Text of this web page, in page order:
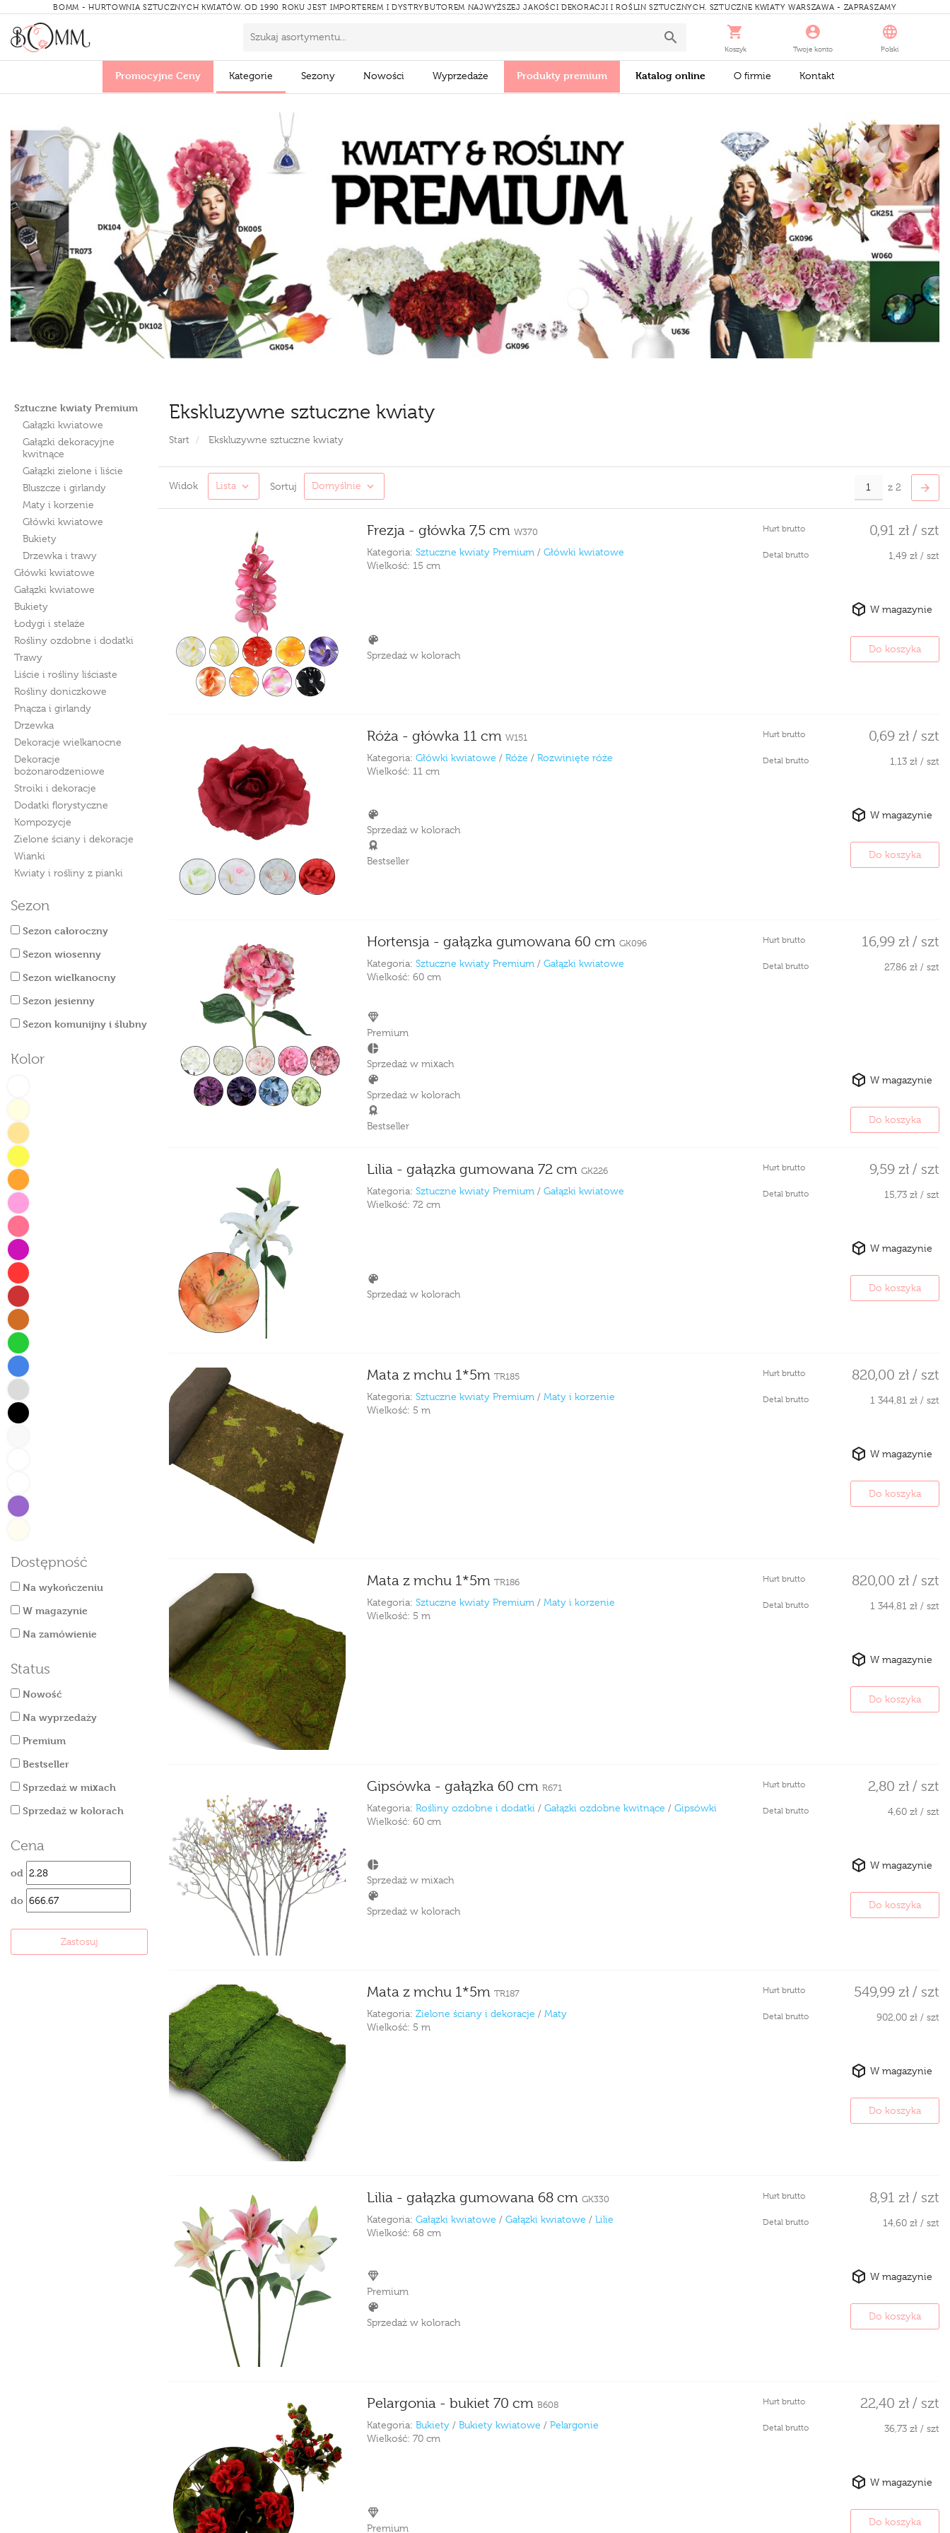
BOMM - HURTOWNIA SZTUCZNYCH KWIATÓW. OD 1990 ROKU JEST IMPORTEREM I DYSTRYBUTOREM NAJWYŻSZEJ JAKOŚCI DEKORACJI I ROŚLIN SZTUCZNYCH. SZTUCZNE KWIATY WARSZAWA - ZAPRASZAMY
Koszyk Twoje konto Polski
Promocyjne Ceny Kategorie Sezony Nowości Wyprzedaże Produkty premium Katalog online O firmie Kontakt
Sztuczne kwiaty Premium
Gałązki kwiatowe
Gałązki dekoracyjne
kwitnące
Gałązki zielone i liście
Bluszcze i girlandy
Maty i korzenie
Główki kwiatowe
Bukiety
Drzewka i trawy
Główki kwiatowe
Gałązki kwiatowe
Bukiety
Łodygi i stelaże
Rośliny ozdobne i dodatki
Trawy
Liście i rośliny liściaste
Rośliny doniczkowe
Pnącza i girlandy
Drzewka
Dekoracje wielkanocne
Dekoracje
bożonarodzeniowe
Stroiki i dekoracje
Dodatki florystyczne
Kompozycje
Zielone ściany i dekoracje
Wianki
Kwiaty i rośliny z pianki
Sezon
Sezon całoroczny
Sezon wiosenny
Sezon wielkanocny
Sezon jesienny
Sezon komunijny i ślubny
Kolor
Dostępność
Na wykończeniu
W magazynie
Na zamówienie
Status
Nowość
Na wyprzedaży
Premium
Bestseller
Sprzedaż w mixach
Sprzedaż w kolorach
Cena
od
do
Zastosuj
Ekskluzywne sztuczne kwiaty
Start Ekskluzywne sztuczne kwiaty
Widok Lista Sortuj Domyślnie z 2
Frezja - główka 7,5 cm W370
Kategoria: Sztuczne kwiaty Premium / Główki kwiatowe
Wielkość: 15 cm
Hurt brutto 0,91 zł / szt
Detal brutto 1,49 zł / szt
Sprzedaż w kolorach
W magazynie
Do koszyka
Róża - główka 11 cm W151
Kategoria: Główki kwiatowe / Róże / Rozwinięte róże
Wielkość: 11 cm
Hurt brutto 0,69 zł / szt
Detal brutto 1,13 zł / szt
Sprzedaż w kolorach
Bestseller
W magazynie
Do koszyka
Hortensja - gałązka gumowana 60 cm GK096
Kategoria: Sztuczne kwiaty Premium / Gałązki kwiatowe
Wielkość: 60 cm
Hurt brutto 16,99 zł / szt
Detal brutto 27,86 zł / szt
Premium
Sprzedaż w mixach
Sprzedaż w kolorach
Bestseller
W magazynie
Do koszyka
Lilia - gałązka gumowana 72 cm GK226
Kategoria: Sztuczne kwiaty Premium / Gałązki kwiatowe
Wielkość: 72 cm
Hurt brutto 9,59 zł / szt
Detal brutto 15,73 zł / szt
Sprzedaż w kolorach
W magazynie
Do koszyka
Mata z mchu 1*5m TR185
Kategoria: Sztuczne kwiaty Premium / Maty i korzenie
Wielkość: 5 m
Hurt brutto 820,00 zł / szt
Detal brutto 1 344,81 zł / szt
W magazynie
Do koszyka
Mata z mchu 1*5m TR186
Kategoria: Sztuczne kwiaty Premium / Maty i korzenie
Wielkość: 5 m
Hurt brutto 820,00 zł / szt
Detal brutto 1 344,81 zł / szt
W magazynie
Do koszyka
Gipsówka - gałązka 60 cm R671
Kategoria: Rośliny ozdobne i dodatki / Gałązki ozdobne kwitnące / Gipsówki
Wielkość: 60 cm
Hurt brutto 2,80 zł / szt
Detal brutto 4,60 zł / szt
Sprzedaż w mixach
Sprzedaż w kolorach
W magazynie
Do koszyka
Mata z mchu 1*5m TR187
Kategoria: Zielone ściany i dekoracje / Maty
Wielkość: 5 m
Hurt brutto 549,99 zł / szt
Detal brutto 902,00 zł / szt
W magazynie
Do koszyka
Lilia - gałązka gumowana 68 cm GK330
Kategoria: Gałązki kwiatowe / Gałązki kwiatowe / Lilie
Wielkość: 68 cm
Hurt brutto 8,91 zł / szt
Detal brutto 14,60 zł / szt
Premium
Sprzedaż w kolorach
W magazynie
Do koszyka
Pelargonia - bukiet 70 cm B608
Kategoria: Bukiety/ Bukiety kwiatowe / Pelargonie
Wielkość: 70 cm
Hurt brutto 22,40 zł / szt
Detal brutto 36,73 zł / szt
Premium
W magazynie
Do koszyka